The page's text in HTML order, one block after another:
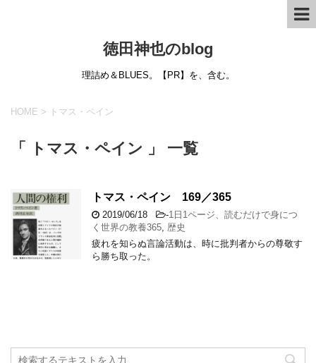
徳田神也のblog
理詰め＆BLUES。【PR】を、含む。
HOME > トマス・ペイン
「 トマス・ペイン 」 一覧
トマス・ペイン 169／365
2019/06/18 -1日1ページ、読むだけで身につ
く世界の教養365 歴史
疲れを知らぬ言論活動は、時に批判者からの尊敬す
ら勝ち取った。